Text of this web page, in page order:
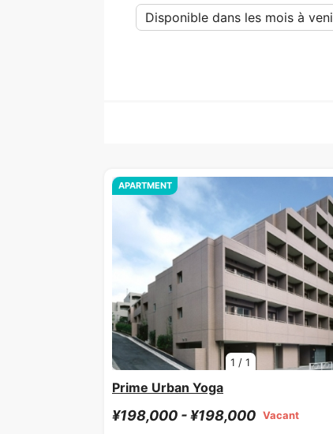
Disponible dans les mois à
1 /1
APARTMENT
Prime Urban Yoga
¥198,000 - ¥198,000 Vacant